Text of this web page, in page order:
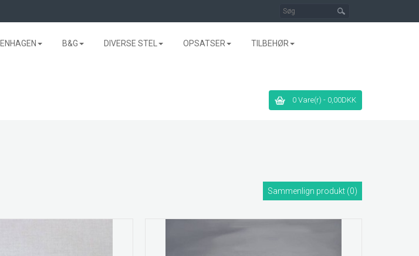
B&G DIVERSE STEL OPSATSER TILBEHØR
0 Vare(r) - 0,00DKK
Sammenlign produkt (0)